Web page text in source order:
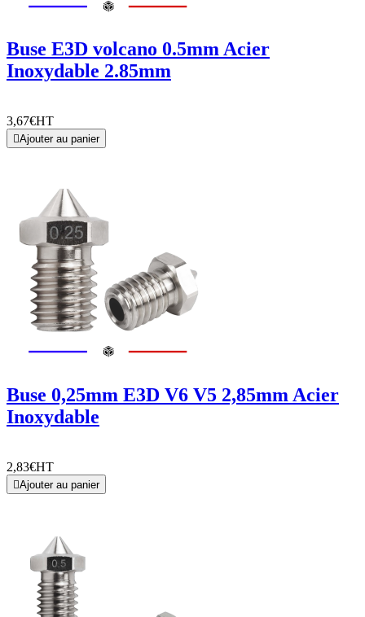
Buse E3D volcano 0.5mm Acier
Inoxydable 2.85mm
3,67€HT
Ajouter au panier
Buse 0,25mm E3D V6 V5 2,85mm Acier
Inoxydable
2,83€HT
Ajouter au panier